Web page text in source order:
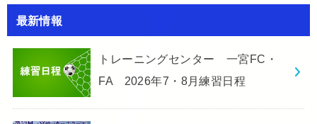
最新情報
トレーニングセンター 一宮FC・
FA 2026年7・8月練習日程